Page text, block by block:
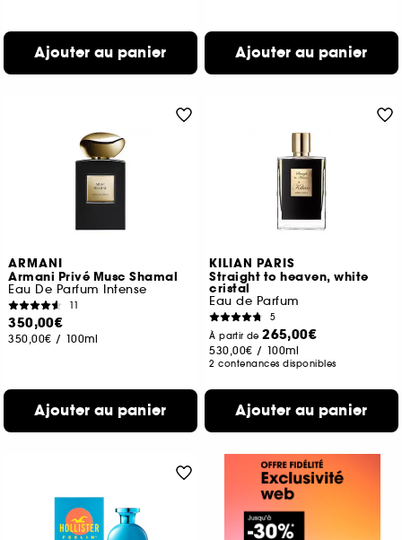
Ajouter au panier Ajouter au panier
ARMANI
Armani Privé Musc Shamal
Eau De Parfum Intense
11
350,00€
350,00€ / 100ml
Ajouter au panier
KILIAN PARIS
Straight to heaven, white
cristal
Eau de Parfum
5
À partir de265,00€
530,00€ / 100ml
2 contenances disponibles
Ajouter au panier